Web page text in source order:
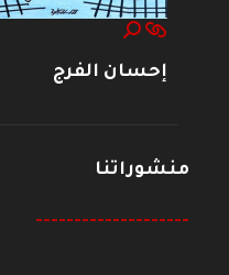
إحسان الفرج
منشوراتنا
--------------------